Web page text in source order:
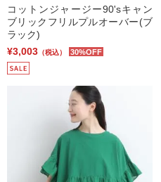
コットンジャージー90'sキャン
ブリックフリルプルオーバー(ブ
ラック)
¥3,003 （税込） 30%OFF